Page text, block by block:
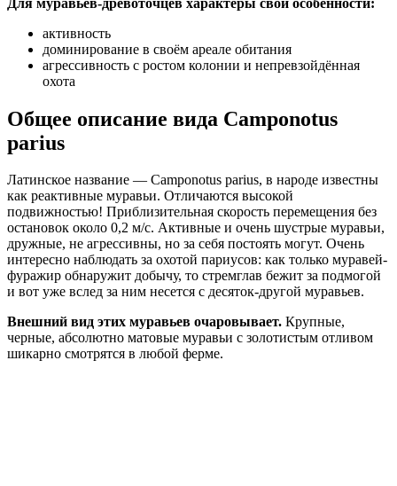
активность
доминирование в своём ареале обитания
агрессивность с ростом колонии и непревзойдённая
охота
Общее описание вида Camponotus
parius
Латинское название — Camponotus parius, в народе известны
как реактивные муравьи. Отличаются высокой
подвижностью! Приблизительная скорость перемещения без
остановок около 0,2 м/с. Активные и очень шустрые муравьи,
дружные, не агрессивны, но за себя постоять могут. Очень
интересно наблюдать за охотой париусов: как только муравей-
фуражир обнаружит добычу, то стремглав бежит за подмогой
и вот уже вслед за ним несется с десяток-другой муравьев.
Внешний вид этих муравьев очаровывает. Крупные,
черные, абсолютно матовые муравьи с золотистым отливом
шикарно смотрятся в любой ферме.